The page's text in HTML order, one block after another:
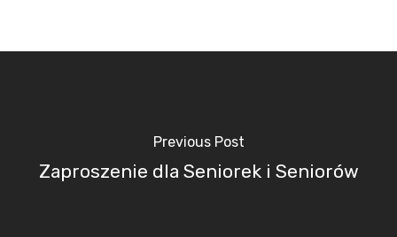
Previous Post
Zaproszenie dla Seniorek i Seniorów